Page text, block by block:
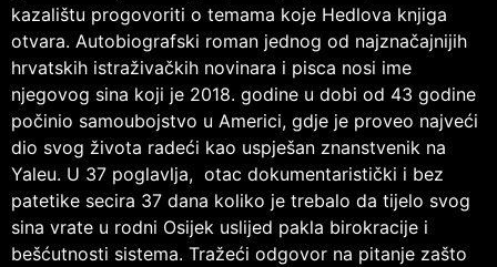
kazalištu progovoriti o temama koje Hedlova knjiga
otvara. Autobiografski roman jednog od najznačajnijih
hrvatskih istraživačkih novinara i pisca nosi ime
njegovog sina koji je 2018. godine u dobi od 43 godine
počinio samoubojstvo u Americi, gdje je proveo najveći
dio svog života radeći kao uspješan znanstvenik na
Yaleu. U 37 poglavlja, otac dokumentaristički i bez
patetike secira 37 dana koliko je trebalo da tijelo svog
sina vrate u rodni Osijek uslijed pakla birokracije i
bešćutnosti sistema. Tražeći odgovor na pitanje zašto